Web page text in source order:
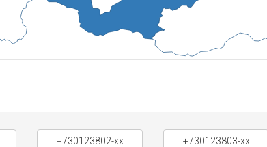
+730123802-xx +730123803-xx